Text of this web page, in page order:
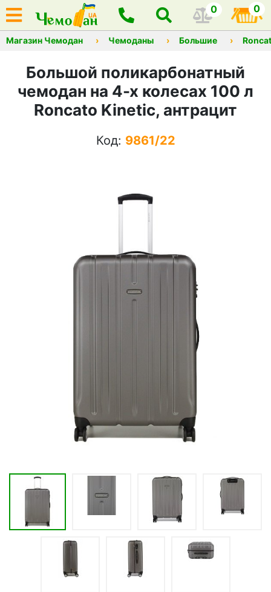
0 0
Магазин Чемодан Чемоданы Большие
Большой поликарбонатный
чемодан на 4-х колесах 100 л
Roncato Kinetic, антрацит
Код: 9861/22